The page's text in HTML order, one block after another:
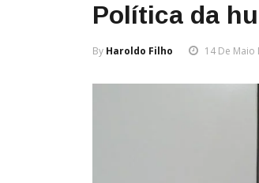
Política da
By Haroldo Filho 14 De Maio